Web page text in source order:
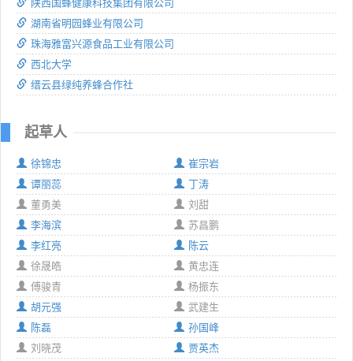
陕西国蜂健康科技集团有限公司
湖南省明园蜂业有限公司
珠海雅富兴源食品工业有限公司
西北大学
缙云县绿纯养蜂合作社
起草人
徐锦忠
崔宗岩
谭丽蕊
丁涛
董勇美
刘甜
李海滨
苏昌鹏
李红亮
陈云
徐晟皓
黄忠连
傅骏青
杨振东
胡元强
武建生
陈磊
孙国峰
刘晓茂
贾英杰